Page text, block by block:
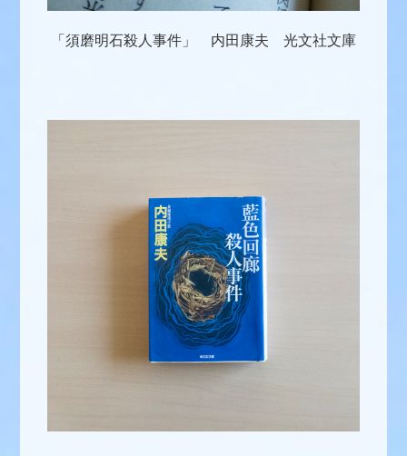
「須磨明石殺人事件」 内田康夫 光文社文庫